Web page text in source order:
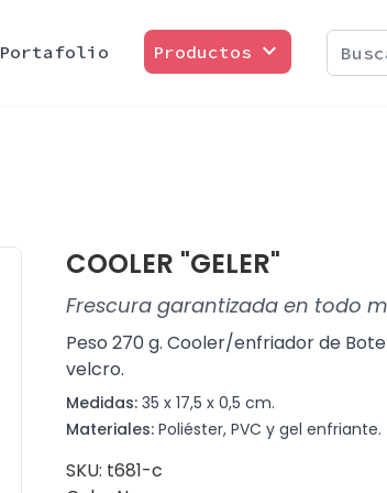
Portafolio Productos expand_more
COOLER "GELER"
Frescura garantizada en todo
Peso 270 g. Cooler/enfriador de
velcro.
Medidas: 35 x 17,5 x 0,5 cm.
Materiales: Poliéster, PVC y gel enfriante.
SKU: t681-c